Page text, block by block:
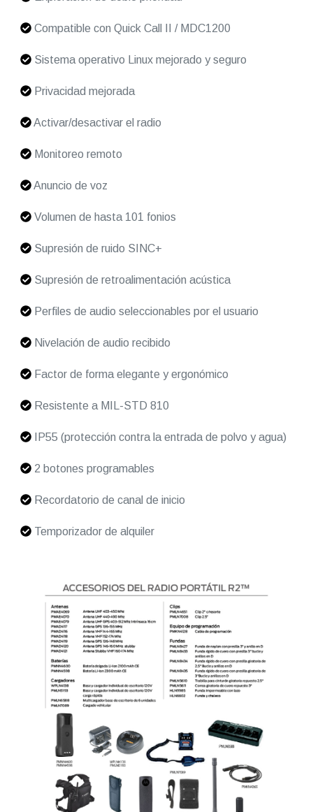
Compatible con Quick Call II / MDC1200
Sistema operativo Linux mejorado y seguro
Privacidad mejorada
Activar/desactivar el radio
Monitoreo remoto
Anuncio de voz
Volumen de hasta 101 fonios
Supresión de ruido SINC+
Supresión de retroalimentación acústica
Perfiles de audio seleccionables por el usuario
Nivelación de audio recibido
Factor de forma elegante y ergonómico
Resistente a MIL-STD 810
IP55 (protección contra la entrada de polvo y agua)
2 botones programables
Recordatorio de canal de inicio
Temporizador de alquiler